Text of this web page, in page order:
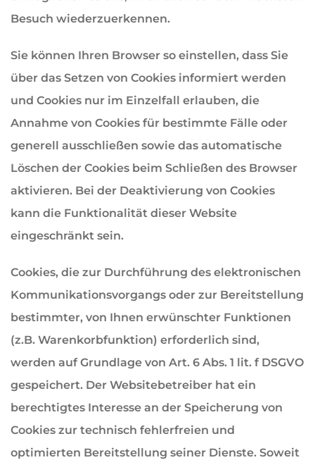
Besuch wiederzuerkennen.
Sie können Ihren Browser so einstellen, dass Sie
über das Setzen von Cookies informiert werden
und Cookies nur im Einzelfall erlauben, die
Annahme von Cookies für bestimmte Fälle oder
generell ausschließen sowie das automatische
Löschen der Cookies beim Schließen des Browser
aktivieren. Bei der Deaktivierung von Cookies
kann die Funktionalität dieser Website
eingeschränkt sein.
Cookies, die zur Durchführung des elektronischen
Kommunikationsvorgangs oder zur Bereitstellung
bestimmter, von Ihnen erwünschter Funktionen
(z.B. Warenkorbfunktion) erforderlich sind,
werden auf Grundlage von Art. 6 Abs. 1 lit. f DSGVO
gespeichert. Der Websitebetreiber hat ein
berechtigtes Interesse an der Speicherung von
Cookies zur technisch fehlerfreien und
optimierten Bereitstellung seiner Dienste. Soweit